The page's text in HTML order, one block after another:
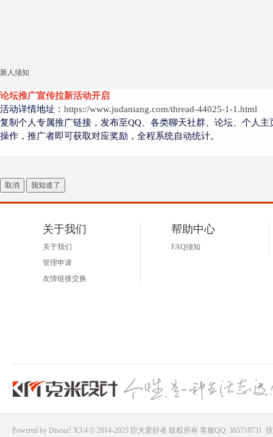
新人须知
论坛推广宣传拉新活动开启
活动详情地址： https://www.judaniang.com/thread-44025-1-1.html
复制个人专属推广链接，发布至QQ、各类聊天社群、论坛、个人
操作，推广者即可获取对应奖励，全程系统自动统计。
取消 我知道了
关于我们
关于我们
管理申请
友情链接交换
帮助中心
FAQ须知
Powered by Discuz! X3.4 © 2014-2025 巨大爱好者版权所有 客服QQ: 365718731